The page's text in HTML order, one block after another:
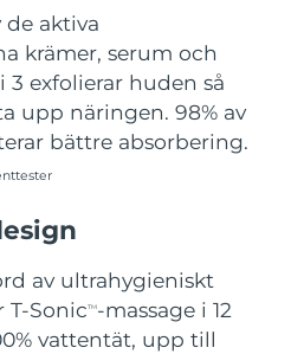
de aktiva
krämer, serum och
3 exfolierar huden så
upp näringen. 98% av
bättre absorbering.
av ultrahygieniskt
T-SonicTM-massage i 12
vattentät, upp till
Förväntad leverans13.08.2026
Förväntad leverans 14.08.2026